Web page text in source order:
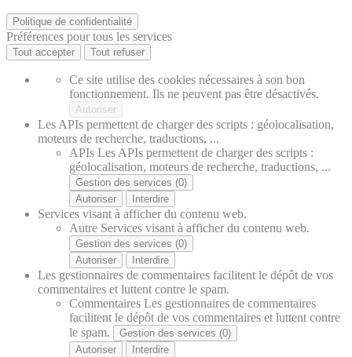
Politique de confidentialité
Préférences pour tous les services
Tout accepter Tout refuser
Ce site utilise des cookies nécessaires à son bon
fonctionnement. Ils ne peuvent pas être désactivés.
Autoriser
Les APIs permettent de charger des scripts : géolocalisation,
moteurs de recherche, traductions, ...
APIs Les APIs permettent de charger des scripts :
géolocalisation, moteurs de recherche, traductions, ...
Gestion des services (0)
Autoriser
Interdire
Services visant à afficher du contenu web.
Autre Services visant à afficher du contenu web.
Gestion des services (0)
Autoriser
Interdire
Les gestionnaires de commentaires facilitent le dépôt de vos
commentaires et luttent contre le spam.
Commentaires Les gestionnaires de commentaires
facilitent le dépôt de vos commentaires et luttent contre
le spam.
Gestion des services (0)
Autoriser
Interdire